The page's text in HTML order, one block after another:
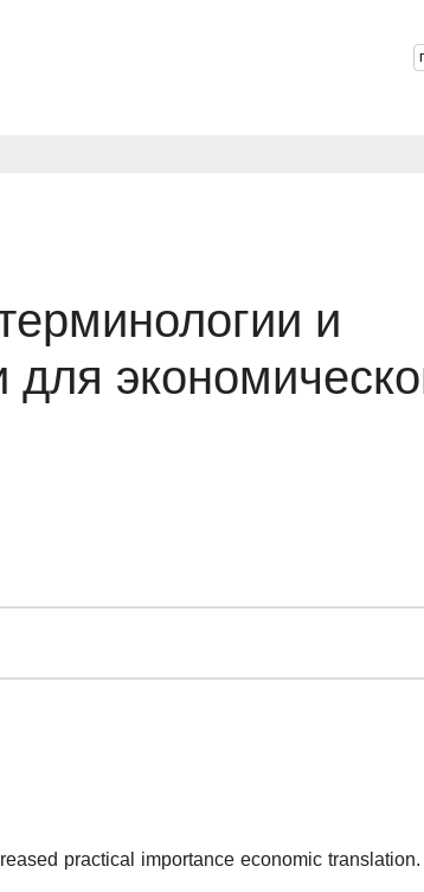
и
practical importance economic